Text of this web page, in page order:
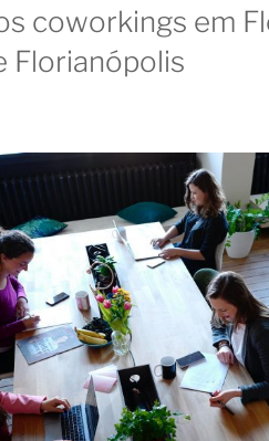
coworkings em
Florianópolis